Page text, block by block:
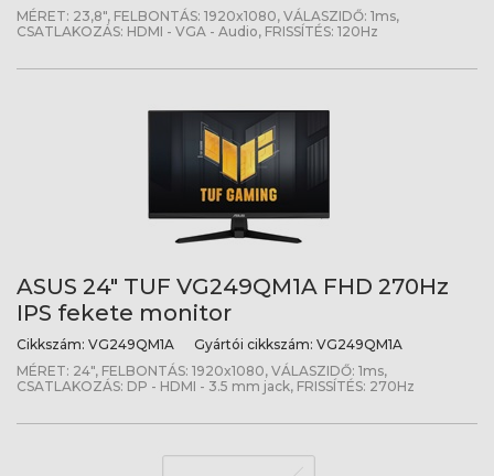
MÉRET: 23,8", FELBONTÁS: 1920x1080, VÁLASZIDŐ: 1ms,
CSATLAKOZÁS: HDMI - VGA - Audio, FRISSÍTÉS: 120Hz
ASUS 24" TUF VG249QM1A FHD 270Hz
IPS fekete monitor
Cikkszám: VG249QM1A Gyártói cikkszám: VG249QM1A
MÉRET: 24", FELBONTÁS: 1920x1080, VÁLASZIDŐ: 1ms,
CSATLAKOZÁS: DP - HDMI - 3.5 mm jack, FRISSÍTÉS: 270Hz